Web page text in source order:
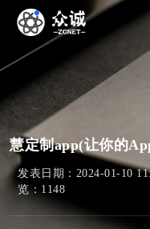
慧定制app(让你的
发表日期：2024-01-10
览：1148